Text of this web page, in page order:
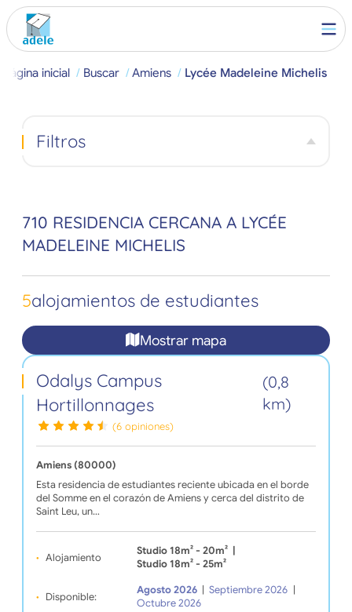
Página inicial Buscar Amiens Lycée Madeleine Michelis
710 RESIDENCIA CERCANA A LYCÉE
MADELEINE MICHELIS
5alojamientos de estudiantes
Mostrar mapa
Odalys Campus
Hortillonnages
(0,8
km)
(6 opiniones)
Amiens (80000)
Esta residencia de estudiantes reciente ubicada en el borde
del Somme en el corazón de Amiens y cerca del distrito de
Saint Leu, un…
Alojamiento
Studio 18m² - 20m²
Studio 18m² - 25m²
Disponible:
Agosto 2026 Septiembre 2026
Octubre 2026
Filtros